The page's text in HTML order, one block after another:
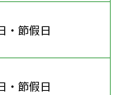
節假日
節假日